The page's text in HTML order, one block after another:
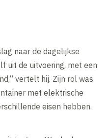
naar de dagelijkse
uit de uitvoering, met een
vertelt hij. Zijn rol was
met elektrische
eisen hebben.